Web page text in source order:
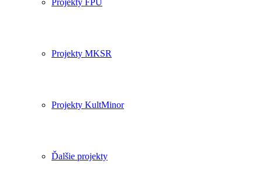
Projekty FPU
Projekty MKSR
Projekty KultMinor
Ďalšie projekty